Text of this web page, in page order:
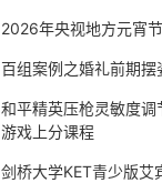
2026年央视地方元宵
百组案例之婚礼前期摆
和平精英压枪灵敏度
游戏上分课程
剑桥大学KET青少版